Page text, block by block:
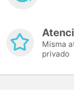
Misma
privado